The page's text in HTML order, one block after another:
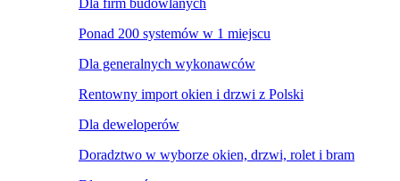
Dla firm budowlanych
Ponad 200 systemów w 1 miejscu
Dla generalnych wykonawców
Rentowny import okien i drzwi z Polski
Dla deweloperów
Doradztwo w wyborze okien, drzwi, rolet i bram